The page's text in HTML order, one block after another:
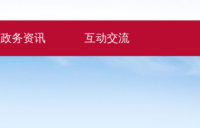
政务资讯 互动交流